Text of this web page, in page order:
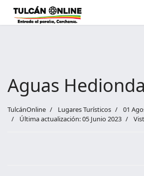
Aguas
TulcánOnline Lugares Turísticos
01
Última actualización: 05 Junio 2023